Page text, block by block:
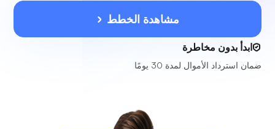
مشاهدة الخطط
ابدأ بدون مخاطرة
ضمان استرداد الأموال لمدة 30 يومًا